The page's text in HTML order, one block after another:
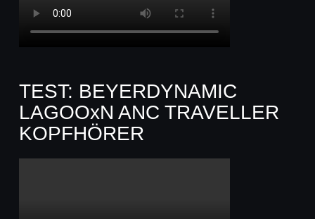
TEST: BEYERDYNAMIC
LAGOOxN ANC TRAVELLER
KOPFHÖRER